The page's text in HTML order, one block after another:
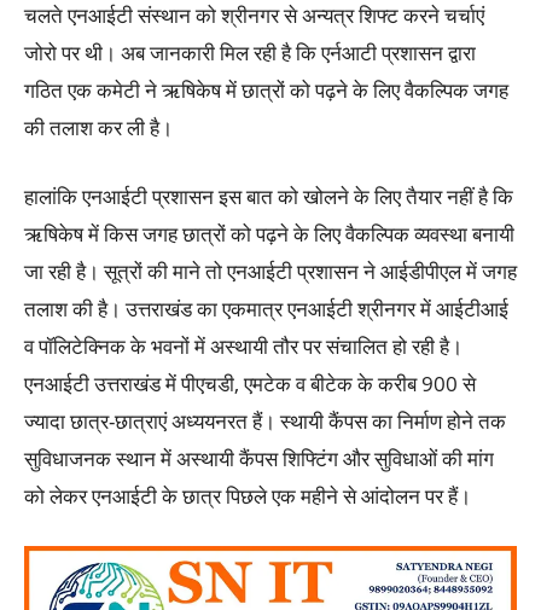
चलते एनआईटी संस्थान को श्रीनगर से अन्यत्र शिफ्ट करने चर्चाएं
जोरो पर थी। अब जानकारी मिल रही है कि एर्नआटी प्रशासन द्वारा
गठित एक कमेटी ने ऋषिकेष में छात्रों को पढ़ने के लिए वैकल्पिक जगह
की तलाश कर ली है।
हालांकि एनआईटी प्रशासन इस बात को खोलने के लिए तैयार नहीं है कि
ऋषिकेष में किस जगह छात्रों को पढ़ने के लिए वैकल्पिक व्यवस्था बनायी
जा रही है। सूत्रों की माने तो एनआईटी प्रशासन ने आईडीपीएल में जगह
तलाश की है। उत्तराखंड का एकमात्र एनआईटी श्रीनगर में आईटीआई
व पॉलिटेक्निक के भवनों में अस्थायी तौर पर संचालित हो रही है।
एनआईटी उत्तराखंड में पीएचडी, एमटेक व बीटेक के करीब 900 से
ज्यादा छात्र-छात्राएं अध्ययनरत हैं। स्थायी कैंपस का निर्माण होने तक
सुविधाजनक स्थान में अस्थायी कैंपस शिफ्टिंग और सुविधाओं की मांग
को लेकर एनआईटी के छात्र पिछले एक महीने से आंदोलन पर हैं।